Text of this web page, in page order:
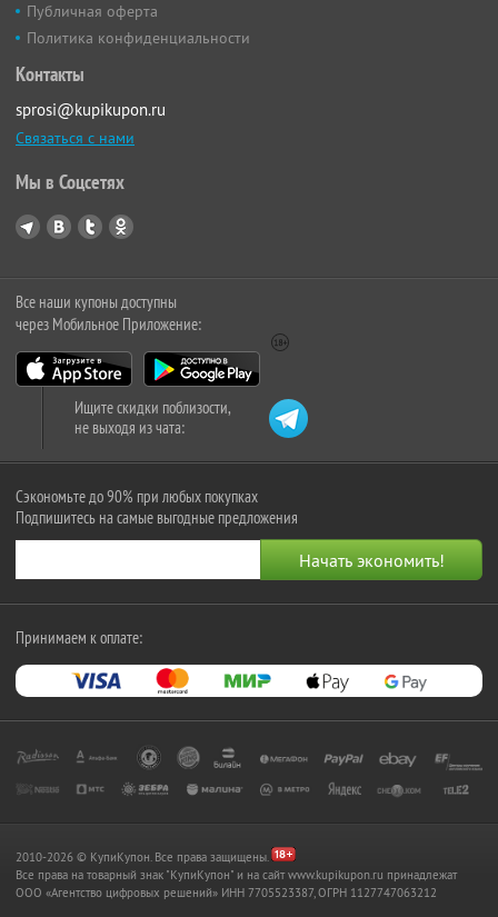
Публичная оферта
Политика конфиденциальности
Контакты
sprosi@kupikupon.ru
Связаться с нами
Мы в Соцсетях
Все наши купоны доступны
через Мобильное Приложение:
Ищите скидки поблизости,
не выходя из чата:
Сэкономьте до 90% при любых покупках
Подпишитесь на самые выгодные предложения
Принимаем к оплате:
2010-2026 © КупиКупон. Все права защищены.
Все права на товарный знак "КупиКупон" и на сайт www.kupikupon.ru принадлежат
OOO «Агентство цифровых решений» ИНН 7705523387, ОГРН 1127747063212